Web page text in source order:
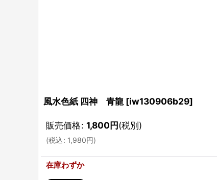
風水色紙 四神 青龍 [iw130906b29]
販売価格: 1,800円(税別)
(税込: 1,980円)
在庫わずか